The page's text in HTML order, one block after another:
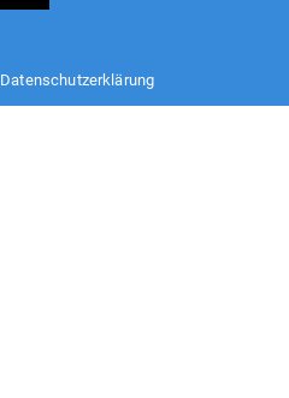
Datenschutzerklärung